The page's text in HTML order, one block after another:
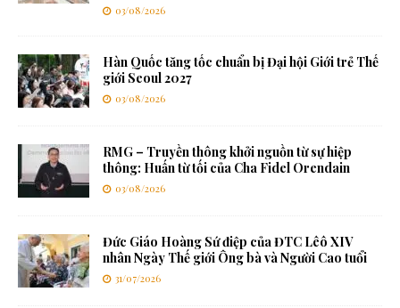
03/08/2026
Hàn Quốc tăng tốc chuẩn bị Đại hội Giới trẻ Thế
giới Seoul 2027
03/08/2026
RMG – Truyền thông khởi nguồn từ sự hiệp
thông: Huấn từ tối của Cha Fidel Orendain
03/08/2026
Đức Giáo Hoàng Sứ điệp của ĐTC Lêô XIV
nhân Ngày Thế giới Ông bà và Người Cao tuổi
31/07/2026